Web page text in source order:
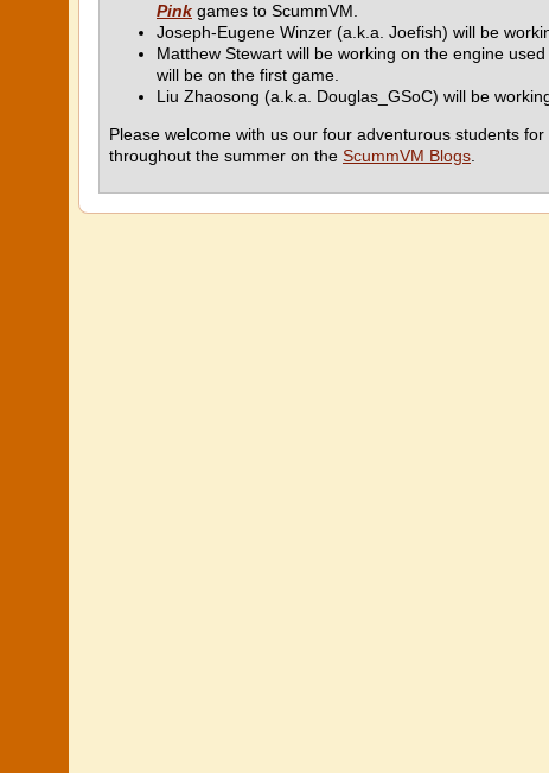
Pink games to ScummVM.
Joseph-Eugene Winzer (a.k.a. Joefish) will be
Matthew Stewart will be working on the engine used
will be on the first game.
Liu Zhaosong (a.k.a. Douglas_GSoC) will be
Please welcome with us our four adventurous students
throughout the summer on the ScummVM Blogs